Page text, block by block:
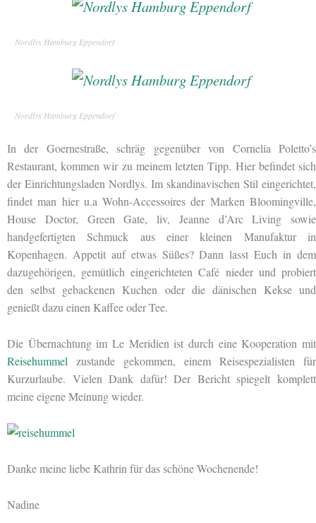
Nordlys Hamburg Eppendorf
Nordlys Hamburg Eppendorf
In der Goernestraße, schräg gegenüber von Cornelia Poletto’s
Restaurant, kommen wir zu meinem letzten Tipp. Hier befindet sich
der Einrichtungsladen Nordlys. Im skandinavischen Stil eingerichtet,
findet man hier u.a Wohn-Accessoires der Marken Bloomingville,
House Doctor, Green Gate, liv, Jeanne d’Arc Living sowie
handgefertigten Schmuck aus einer kleinen Manufaktur in
Kopenhagen. Appetit auf etwas Süßes? Dann lasst Euch in dem
dazugehörigen, gemütlich eingerichteten Café nieder und probiert
den selbst gebackenen Kuchen oder die dänischen Kekse und
genießt dazu einen Kaffee oder Tee.
Die Übernachtung im Le Meridien ist durch eine Kooperation mit
Reisehummel zustande gekommen, einem Reisespezialisten für
Kurzurlaube. Vielen Dank dafür! Der Bericht spiegelt komplett
meine eigene Meinung wieder.
Danke meine liebe Kathrin für das schöne Wochenende!
Nadine